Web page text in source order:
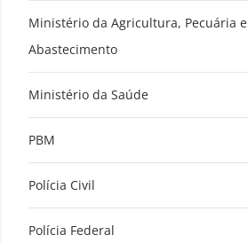
Ministério da Agricultura, Pecuária e
Abastecimento
Ministério da Saúde
PBM
Polícia Civil
Polícia Federal